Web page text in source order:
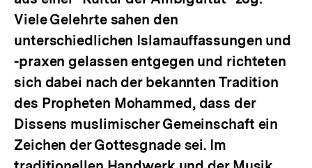
Viele Gelehrte sahen den
unterschiedlichen Islamauffassungen und
-praxen gelassen entgegen und richteten
sich dabei nach der bekannten Tradition
des Propheten Mohammed, dass der
Dissens muslimischer Gemeinschaft ein
Zeichen der Gottesgnade sei. Im